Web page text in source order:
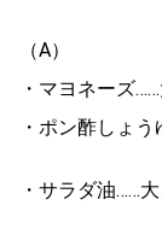
（A）
・マヨネーズ
・ポン酢しょ
・サラダ油……